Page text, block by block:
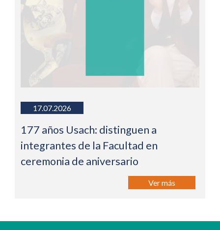
17.07.2026
177 años Usach: distinguen a
integrantes de la Facultad en
ceremonia de aniversario
Ver más